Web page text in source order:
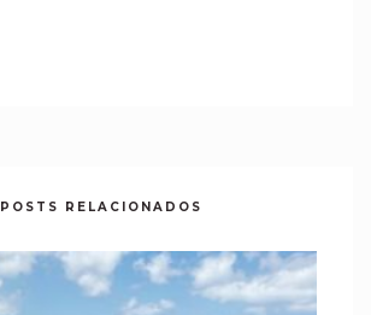
POSTS RELACIONADOS